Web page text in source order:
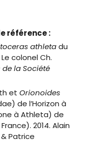
référence :
athletadu
colonel Ch.
la Société
etOrionoides
de l’Horizon à
à Athleta) de
2014. Alain
& Patrice